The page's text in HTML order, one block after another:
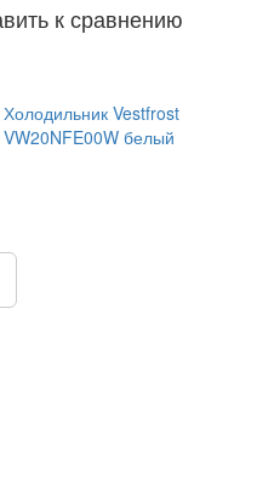
к сравнению
Холодильник Vestfrost
VW20NFE00W белый